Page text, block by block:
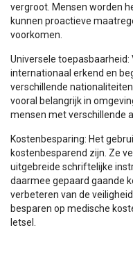
vergroot. Mensen worden
kunnen proactieve
voorkomen.
Universele
internationaal erkend en
verschillende
vooral belangrijk in
mensen met verschillende
Kostenbesparing: Het
kostenbesparend zijn. Ze
uitgebreide schriftelijke
daarmee gepaard gaande
verbeteren van de
besparen op medische
letsel.